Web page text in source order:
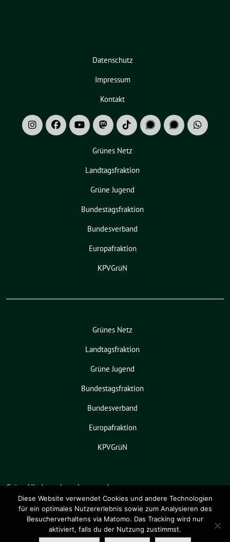
Datenschutz
Impressum
Kontakt
Grünes Netz
Landtagsfraktion
Grüne Jugend
Bundestagsfraktion
Bundesverband
Europafraktion
KPVGrüN
Grünes Netz
Landtagsfraktion
Grüne Jugend
Bundestagsfraktion
Bundesverband
Europafraktion
KPVGrüN
Grüne Niedersachsen benutzt das
freie grüne Themesunflower ‐ ein
Angebot derverdigado eG.
Diese Website verwendet Cookies und andere Technologien
für ein optimales Nutzererlebnis sowie zum Analysieren des
Besucherverhaltens via Matomo. Das Tracking wird nur
aktiviert, falls du der Nutzung zustimmst.